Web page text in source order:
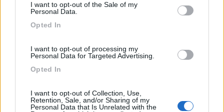
I want to opt-out of the Sale of my
Personal Data.
Opted In
I want to opt-out of processing my
Personal Data for Targeted Advertising.
Opted In
I want to opt-out of Collection, Use,
Retention, Sale, and/or Sharing of my
Personal Data that Is Unrelated with the
potenza cioè 225 watt che faccio funzonre con 2 batterie e un
inverter opportuno.
In camper si v a batterie e i phon da 1500 watt sono insensati a
Il fatto che oggi tutti i phon siano da oltre 1500 watt e che tutti
li usano non cambia le cose.
State bassi con i watt e con la tempertura dell'aria... tutta salute
per le batterie e p
er i capelli.